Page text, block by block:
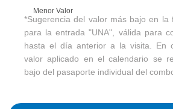
Menor Valor
*Sugerencia del valor más bajo en la
para la entrada "UNA", válida para
hasta el día anterior a la visita. En
valor aplicado en el calendario se
bajo del pasaporte individual del